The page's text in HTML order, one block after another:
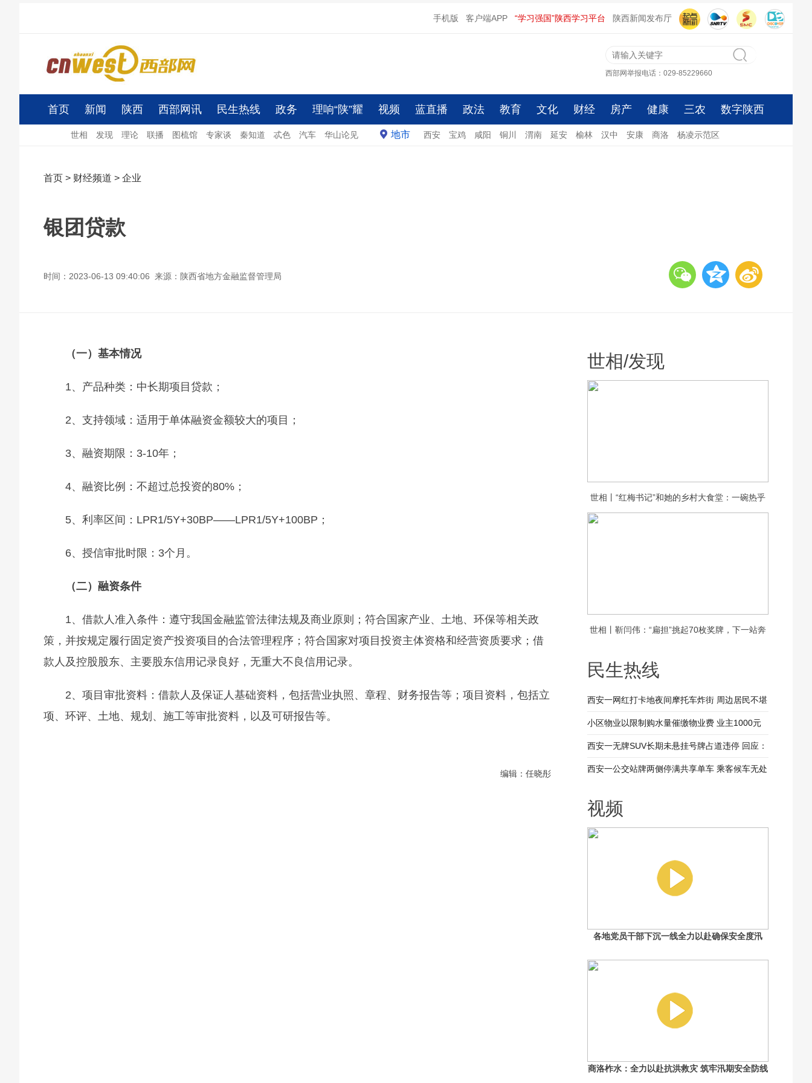
手机版 客户端APP “学习强国”陕西学习平台 陕西新闻发布厅
西部网举报电话：029-85229660
首页 新闻 陕西 西部网讯 民生热线 政务 理响“陕”耀 视频 蓝直播 政法 教育 文化 财经 房产 健康 三农 数字陕西
世相 发现 理论 联播 图梳馆 专家谈 秦知道 忒色 汽车 华山论见 地市 西安 宝鸡 咸阳 铜川 渭南 延安 榆林 汉中 安康 商洛 杨凌示范区
首页 > 财经频道 > 企业
银团贷款
时间：2023-06-13 09:40:06 来源：陕西省地方金融监督管理局
（一）基本情况
1、产品种类：中长期项目贷款；
2、支持领域：适用于单体融资金额较大的项目；
3、融资期限：3-10年；
4、融资比例：不超过总投资的80%；
5、利率区间：LPR1/5Y+30BP——LPR1/5Y+100BP；
6、授信审批时限：3个月。
（二）融资条件
1、借款人准入条件：遵守我国金融监管法律法规及商业原则；符合国家产业、土地、环保等相关政
策，并按规定履行固定资产投资项目的合法管理程序；符合国家对项目投资主体资格和经营资质要求；借
款人及控股股东、主要股东信用记录良好，无重大不良信用记录。
2、项目审批资料：借款人及保证人基础资料，包括营业执照、章程、财务报告等；项目资料，包括立
项、环评、土地、规划、施工等审批资料，以及可研报告等。
编辑：任晓彤
世相/发现
世相丨“红梅书记”和她的乡村大食堂：一碗热乎
世相丨靳闫伟：“扁担”挑起70枚奖牌，下一站奔
民生热线
西安一网红打卡地夜间摩托车炸街 周边居民不堪
其扰 回应：将持续开展专项整治行动
小区物业以限制购水量催缴物业费 业主1000元
装修押金抵扣物业费 兴平市住建局：已责令物业
整改
西安一无牌SUV长期未悬挂号牌占道违停 回应：
驾驶人被记9分罚款200元
西安一公交站牌两侧停满共享单车 乘客候车无处
视频
各地党员干部下沉一线全力以赴确保安全度汛
商洛柞水：全力以赴抗洪救灾 筑牢汛期安全防线